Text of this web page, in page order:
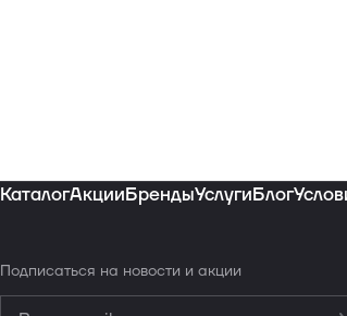
КаталогАкцииБрендыУслугиБлог
Подписаться на новости и акции
Политикой конфиденциальности
Обработку персональных данных